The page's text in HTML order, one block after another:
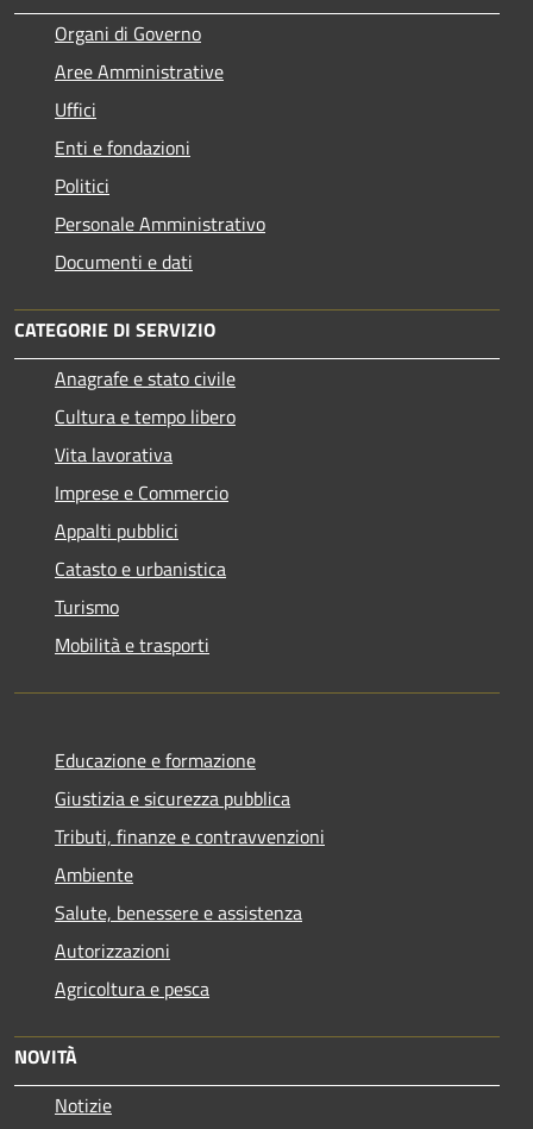
Organi di Governo
Aree Amministrative
Uffici
Enti e fondazioni
Politici
Personale Amministrativo
Documenti e dati
CATEGORIE DI SERVIZIO
Anagrafe e stato civile
Cultura e tempo libero
Vita lavorativa
Imprese e Commercio
Appalti pubblici
Catasto e urbanistica
Turismo
Mobilità e trasporti
Educazione e formazione
Giustizia e sicurezza pubblica
Tributi, finanze e contravvenzioni
Ambiente
Salute, benessere e assistenza
Autorizzazioni
Agricoltura e pesca
NOVITÀ
Notizie